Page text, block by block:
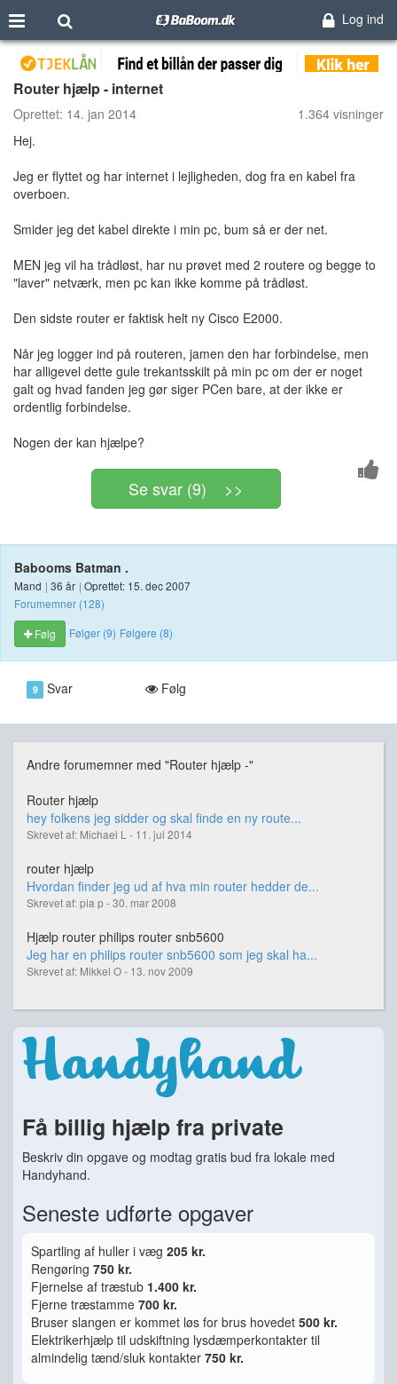
Log ind
Router hjælp - internet
Oprettet: 14. jan 2014
1.364 visninger
Hej.
Jeg er flyttet og har internet i lejligheden, dog fra en kabel fra
overboen.
Smider jeg det kabel direkte i min pc, bum så er der net.
MEN jeg vil ha trådløst, har nu prøvet med 2 routere og begge to
"laver" netværk, men pc kan ikke komme på trådløst.
Den sidste router er faktisk helt ny Cisco E2000.
Når jeg logger ind på routeren, jamen den har forbindelse, men
har alligevel dette gule trekantsskilt på min pc om der er noget
galt og hvad fanden jeg gør siger PCen bare, at der ikke er
ordentlig forbindelse.
Nogen der kan hjælpe?
Se svar (9) >>
Babooms Batman .
Mand | 36 år | Oprettet: 15. dec 2007
Forumemner (128)
Følg
Følger (9) Følgere (8)
9 Svar Følg
Andre forumemner med "Router hjælp -"
Router hjælp
hey folkens jeg sidder og skal finde en ny route...
Skrevet af: Michael L - 11. jul 2014
router hjælp
Hvordan finder jeg ud af hva min router hedder de...
Skrevet af: pia p - 30. mar 2008
Hjælp router philips router snb5600
Jeg har en philips router snb5600 som jeg skal ha...
Skrevet af: Mikkel O - 13. nov 2009
Få billig hjælp fra private
Beskriv din opgave og modtag gratis bud fra lokale med
Handyhand.
Seneste udførte opgaver
Spartling af huller i væg 205 kr.
Rengøring 750 kr.
Fjernelse af træstub 1.400 kr.
Fjerne træstamme 700 kr.
Bruser slangen er kommet løs for brus hovedet 500 kr.
Elektrikerhjælp til udskiftning lysdæmperkontakter til
almindelig tænd/sluk kontakter 750 kr.